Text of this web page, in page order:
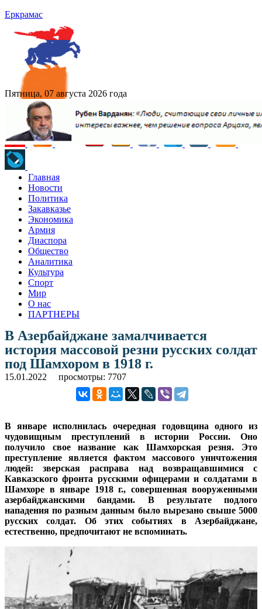
Еркрамас
Пятница, 07 августа 2026 года
Главная
Новости
Политика
Закавказье
Экономика
Армия
Диаспора
Общество
Аналитика
Культура
Спорт
Мир
О нас
ПАРТНЕРЫ
В Азербайджане замалчивается
история массовой резни русских солдат
под Шамхором в 1918 г.
15.01.2022 просмотры: 7707
В январе исполнилась очередная годовщина одного из
чудовищным преступлений в истории России. Оно
получило свое название как Шамхорская резня. Это
преступление является фактом массового уничтожения
людей: зверская расправа над возвращавшимися с
Кавказского фронта русскими офицерами и солдатами в
Шамхоре в январе 1918 г., совершенная вооруженными
азербайджанскими бандами. В результате подлого
нападения по разным данным было вырезано свыше 5000
русских солдат. Об этих событиях в Азербайджане,
естественно, предпочитают не вспоминать.